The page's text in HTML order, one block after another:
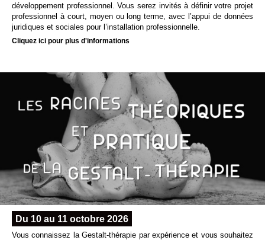
développement professionnel. Vous serez invités à définir votre projet
professionnel à court, moyen ou long terme, avec l’appui de données
juridiques et sociales pour l’installation professionnelle.
Cliquez ici pour plus d'informations
Du 10 au 11 octobre 2026
Vous connaissez la Gestalt-thérapie par expérience et vous souhaitez